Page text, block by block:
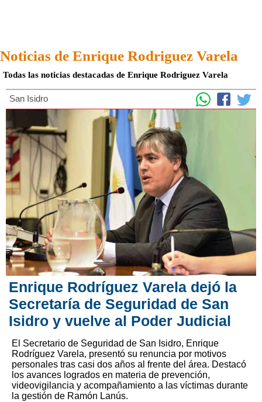
Noticias de Enrique Rodriguez Varela
Todas las noticias destacadas de Enrique Rodriguez Varela
San Isidro
Enrique Rodríguez Varela dejó la
Secretaría de Seguridad de San
Isidro y vuelve al Poder Judicial
El Secretario de Seguridad de San Isidro, Enrique
Rodríguez Varela, presentó su renuncia por motivos
personales tras casi dos años al frente del área. Destacó
los avances logrados en materia de prevención,
videovigilancia y acompañamiento a las víctimas durante
la gestión de Ramón Lanús.